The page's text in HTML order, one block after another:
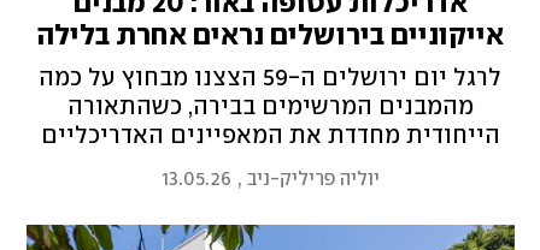
אייקוניים בירושלים נראים אחרת בלילה
לרגל יום ירושלים ה-59 הצצנו מבחוץ על כמה
מהמבנים המרשימים בבירה, כשהתאורה
הייחודית מחדדת את המאפיינים האדריכליים
והעיצוביים שלהם. כנסיות, מבני ציבור ופנאי
ועתיקות נראים אחרת לגמרי בחושך מאשר ביום
יוליה פריליק-ניב ,
13.05.26